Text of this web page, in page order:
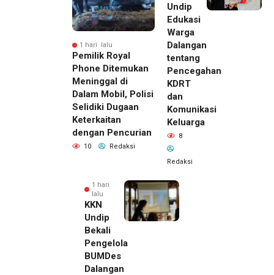
1 hari lalu
Pemilik Royal
Phone Ditemukan
Meninggal di
Dalam Mobil, Polisi
Selidiki Dugaan
Keterkaitan
dengan Pencurian
10 Redaksi
Undip
Edukasi
Warga
Dalangan
tentang
Pencegahan
KDRT
dan
Komunikasi
Keluarga
8
Redaksi
1 hari
lalu
KKN
Undip
Bekali
Pengelola
BUMDes
Dalangan